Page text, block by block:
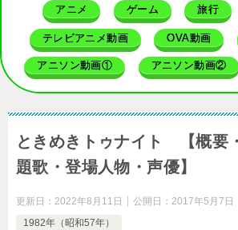
アニメ ゲーム 旅行
テレビアニメ動画 OVA動画
アニソン動画① アニソン動画②
ときめきトゥナイト 【概要
題歌・登場人物・声優】
更新日： 2022年8月11日 公開日： 2017年5月7日
1982年（昭和57年）